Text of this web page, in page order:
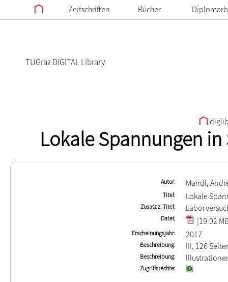
Zeitschriften Bücher
TUGraz DIGITAL Library
Lokale Spannungen
Autor Mandl,
Titel Lokale
Zusatz z. Titel
Datei [19.02
Erscheinungsjahr 2017
Beschreibung III, 126
Beschreibung
Zugriffsrechte